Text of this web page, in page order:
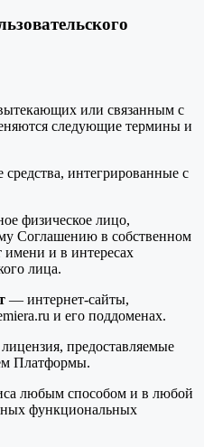
или связанным с
следующие термины и
интегрированные с
физическое лицо,
Соглашению в собственном
и в интересах
лица.
— интернет-сайты,
и его поддоменах.
предоставляемые
Платформы.
любым способом и в любой
функциональных